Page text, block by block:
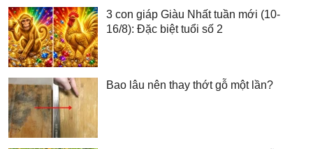
3 con giáp Giàu Nhất tuần mới (10-
16/8): Đặc biệt tuổi số 2
Bao lâu nên thay thớt gỗ một lần?